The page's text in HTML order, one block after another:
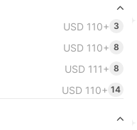
USD 110+ 3
USD 110+ 8
USD 111+ 8
USD 110+ 14